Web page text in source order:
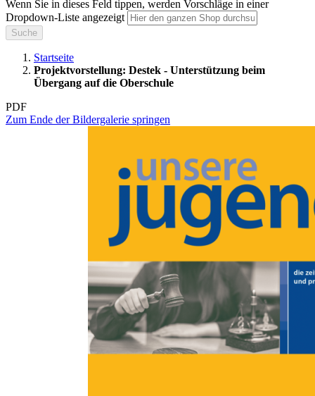
Wenn Sie in dieses Feld tippen, werden Vorschläge in einer
Dropdown-Liste angezeigt
Suche
Startseite
Projektvorstellung: Destek - Unterstützung beim
Übergang auf die Oberschule
PDF
Zum Ende der Bildergalerie springen